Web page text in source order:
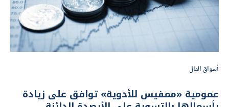
أسواق المال
عمومية «ممفيس للأدوية» توافق على زيادة